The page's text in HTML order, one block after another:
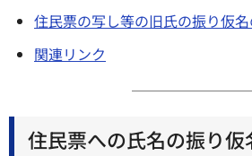
住民票の写し等の旧氏の振り仮
関連リンク
住民票への氏名の振り